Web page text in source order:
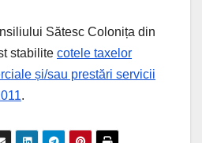
Sătesc Colonița din
stabilite cotele taxelor
și/sau prestări servicii
.